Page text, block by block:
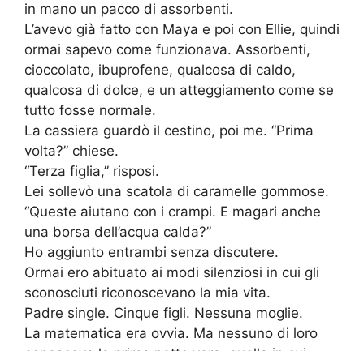
in mano un pacco di assorbenti.
L’avevo già fatto con Maya e poi con Ellie, quindi
ormai sapevo come funzionava. Assorbenti,
cioccolato, ibuprofene, qualcosa di caldo,
qualcosa di dolce, e un atteggiamento come se
tutto fosse normale.
La cassiera guardò il cestino, poi me. “Prima
volta?” chiese.
“Terza figlia,” risposi.
Lei sollevò una scatola di caramelle gommose.
“Queste aiutano con i crampi. E magari anche
una borsa dell’acqua calda?”
Ho aggiunto entrambi senza discutere.
Ormai ero abituato ai modi silenziosi in cui gli
sconosciuti riconoscevano la mia vita.
Padre single. Cinque figli. Nessuna moglie.
La matematica era ovvia. Ma nessuno di loro